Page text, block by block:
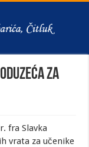
za
fra Slavka
vrata za učenike